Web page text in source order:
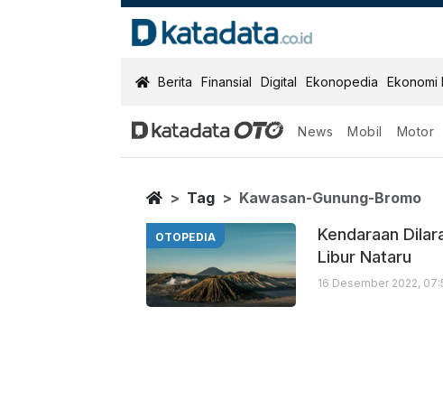
KatadataOTO
Berita Finansial Digital Ekonopedia Ekonomi
News Mobil Motor
Kawasan
Berita Terbaru
Home
Tag Kawasan-Gunung-Bromo
OTOPEDIA
Kendaraan
Libur Nataru
16 Desember 2022,